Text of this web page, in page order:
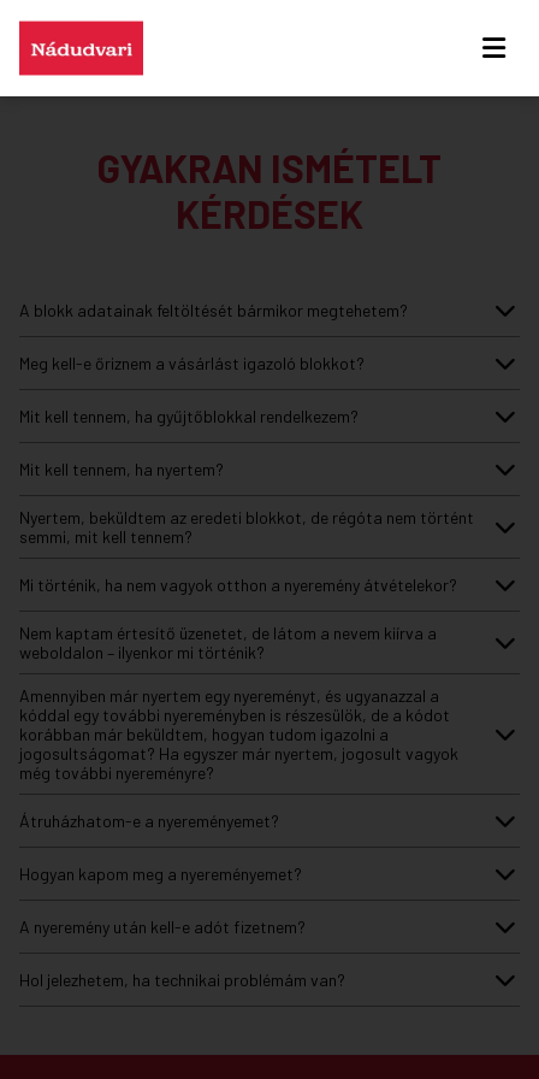
GYAKRAN ISMÉTELT
KÉRDÉSEK
A blokk adatainak feltöltését bármikor megtehetem?
Meg kell-e őriznem a vásárlást igazoló blokkot?
Mit kell tennem, ha gyűjtőblokkal rendelkezem?
Mit kell tennem, ha nyertem?
Nyertem, beküldtem az eredeti blokkot, de régóta nem történt
semmi, mit kell tennem?
Mi történik, ha nem vagyok otthon a nyeremény átvételekor?
Nem kaptam értesítő üzenetet, de látom a nevem kiírva a
weboldalon – ilyenkor mi történik?
Amennyiben már nyertem egy nyereményt, és ugyanazzal a
kóddal egy további nyereményben is részesülök, de a kódot
korábban már beküldtem, hogyan tudom igazolni a
jogosultságomat? Ha egyszer már nyertem, jogosult vagyok
még további nyereményre?
Átruházhatom-e a nyereményemet?
Hogyan kapom meg a nyereményemet?
A nyeremény után kell-e adót fizetnem?
Hol jelezhetem, ha technikai problémám van?